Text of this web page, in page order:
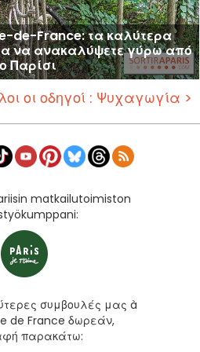
de-France: τα καλύτερα
να ανακαλύψετε γύρω από
Παρίσι
οι οδηγοί : Ψυχαγωγία >
matkailutoimiston
συμβουλές μας à
de France δωρεάν,
παρακάτω: